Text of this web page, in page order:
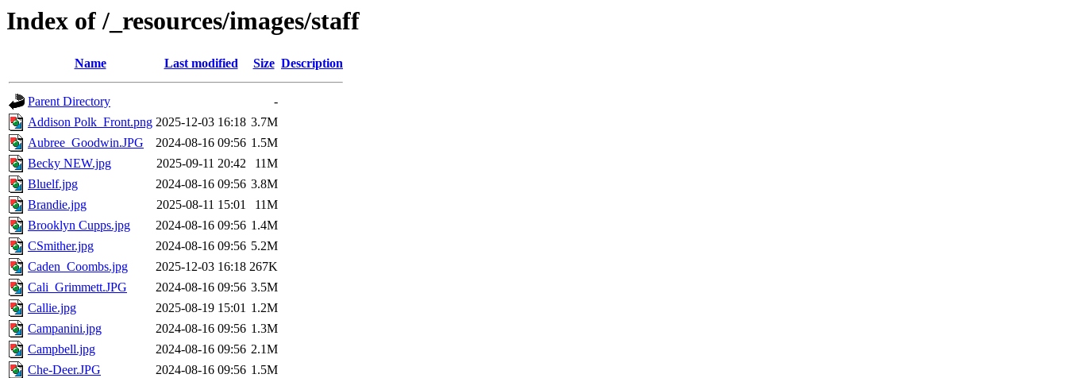
Index of /_resources/images/staff
Name Last modified Size Description
Parent Directory
-
Addison Polk_Front.png 2025-12-03 16:18 3.7M
Aubree_Goodwin.JPG
2024-08-16 09:56 1.5M
Becky NEW.jpg
2025-09-11 20:42
11M
Bluelf.jpg
2024-08-16 09:56 3.8M
Brandie.jpg
2025-08-11 15:01
11M
Brooklyn Cupps.jpg
2024-08-16 09:56 1.4M
CSmither.jpg
2024-08-16 09:56 5.2M
Caden_Coombs.jpg
2025-12-03 16:18 267K
Cali_Grimmett.JPG
2024-08-16 09:56 3.5M
Callie.jpg
2025-08-19 15:01 1.2M
Campanini.jpg
2024-08-16 09:56 1.3M
Campbell.jpg
2024-08-16 09:56 2.1M
Che-Deer.JPG
2024-08-16 09:56 1.5M